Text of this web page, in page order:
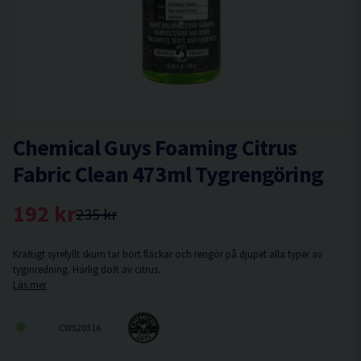
Chemical Guys Foaming Citrus
Fabric Clean 473ml Tygrengöring
235 kr
192 kr
Kraftigt syrefyllt skum tar bort fläckar och rengör på djupet alla typer av
tyginredning. Härlig doft av citrus.
Läs mer
CWS20316